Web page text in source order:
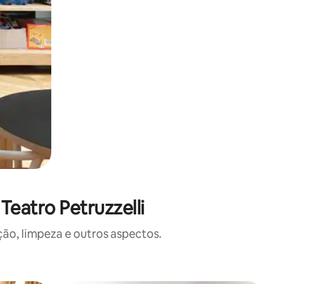
Petruzzelli
limpeza e outros aspectos.